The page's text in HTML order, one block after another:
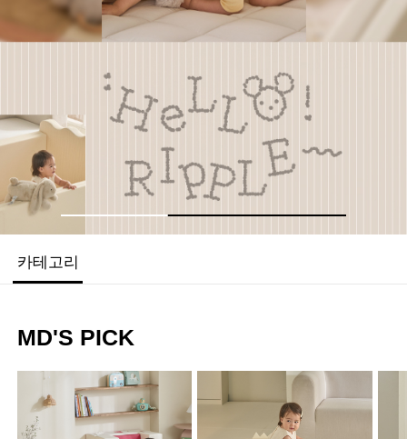
TANTAN
ROLL MAT
원하는 공간에, 원하는 만큼
간편하게 셀프 시공
카테고리
MD'S PICK